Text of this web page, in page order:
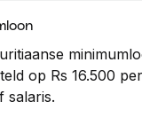
Contractor
van Remote om alle
aannemen, beheren en...
op Rs 16.500
salaris.